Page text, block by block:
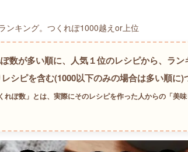
ンキング。つくれぽ1000越えor上位
数が多い順に、人気１位のレシピから、ラ
シピを含む(1000以下のみの場合は多い順に)
れぽ数」とは、実際にそのレシピを作った人からの「美